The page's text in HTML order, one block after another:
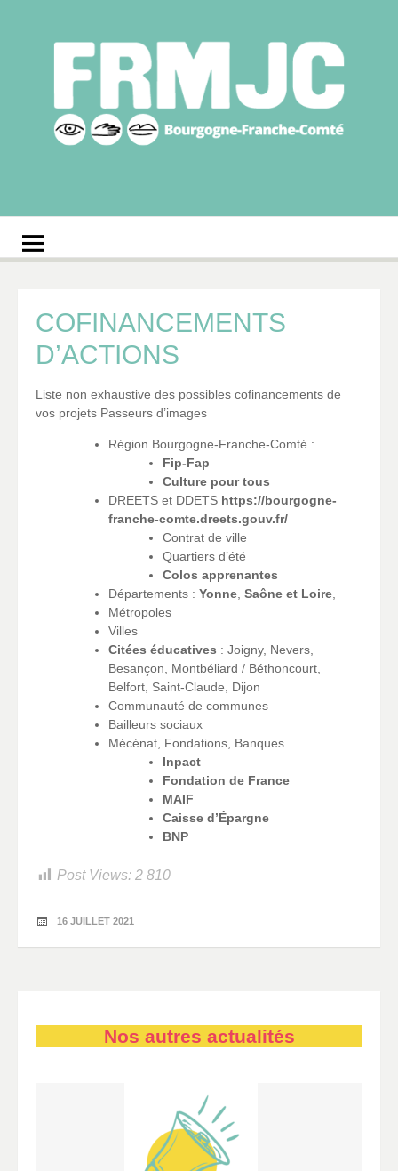
régionale des MJC
Bourgogne-Franche-
COFINANCEMENTS
D’ACTIONS
Liste non exhaustive des possibles cofinancements de
vos projets Passeurs d’images
Région Bourgogne-Franche-Comté :
Fip-Fap
Culture pour tous
DREETS et DDETS https://bourgogne-
franche-comte.dreets.gouv.fr/
Contrat de ville
Quartiers d’été
Colos apprenantes
Départements : Yonne, Saône et Loire,
Métropoles
Villes
Citées éducatives : Joigny, Nevers,
Besançon, Montbéliard / Béthoncourt,
Belfort, Saint-Claude, Dijon
Communauté de communes
Bailleurs sociaux
Mécénat, Fondations, Banques …
Inpact
Fondation de France
MAIF
Caisse d’Épargne
BNP
Post Views: 2 810
16 JUILLET 2021
Nos autres actualités